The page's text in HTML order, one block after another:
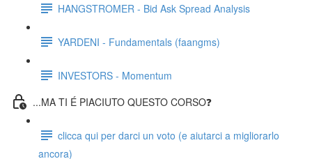
HANGSTROMER - Bid Ask Spread Analysis
YARDENI - Fundamentals (faangms)
INVESTORS - Momentum
...MA TI É PIACIUTO QUESTO CORSO❓
clicca qui per darci un voto (e aiutarci a migliorarlo
ancora)